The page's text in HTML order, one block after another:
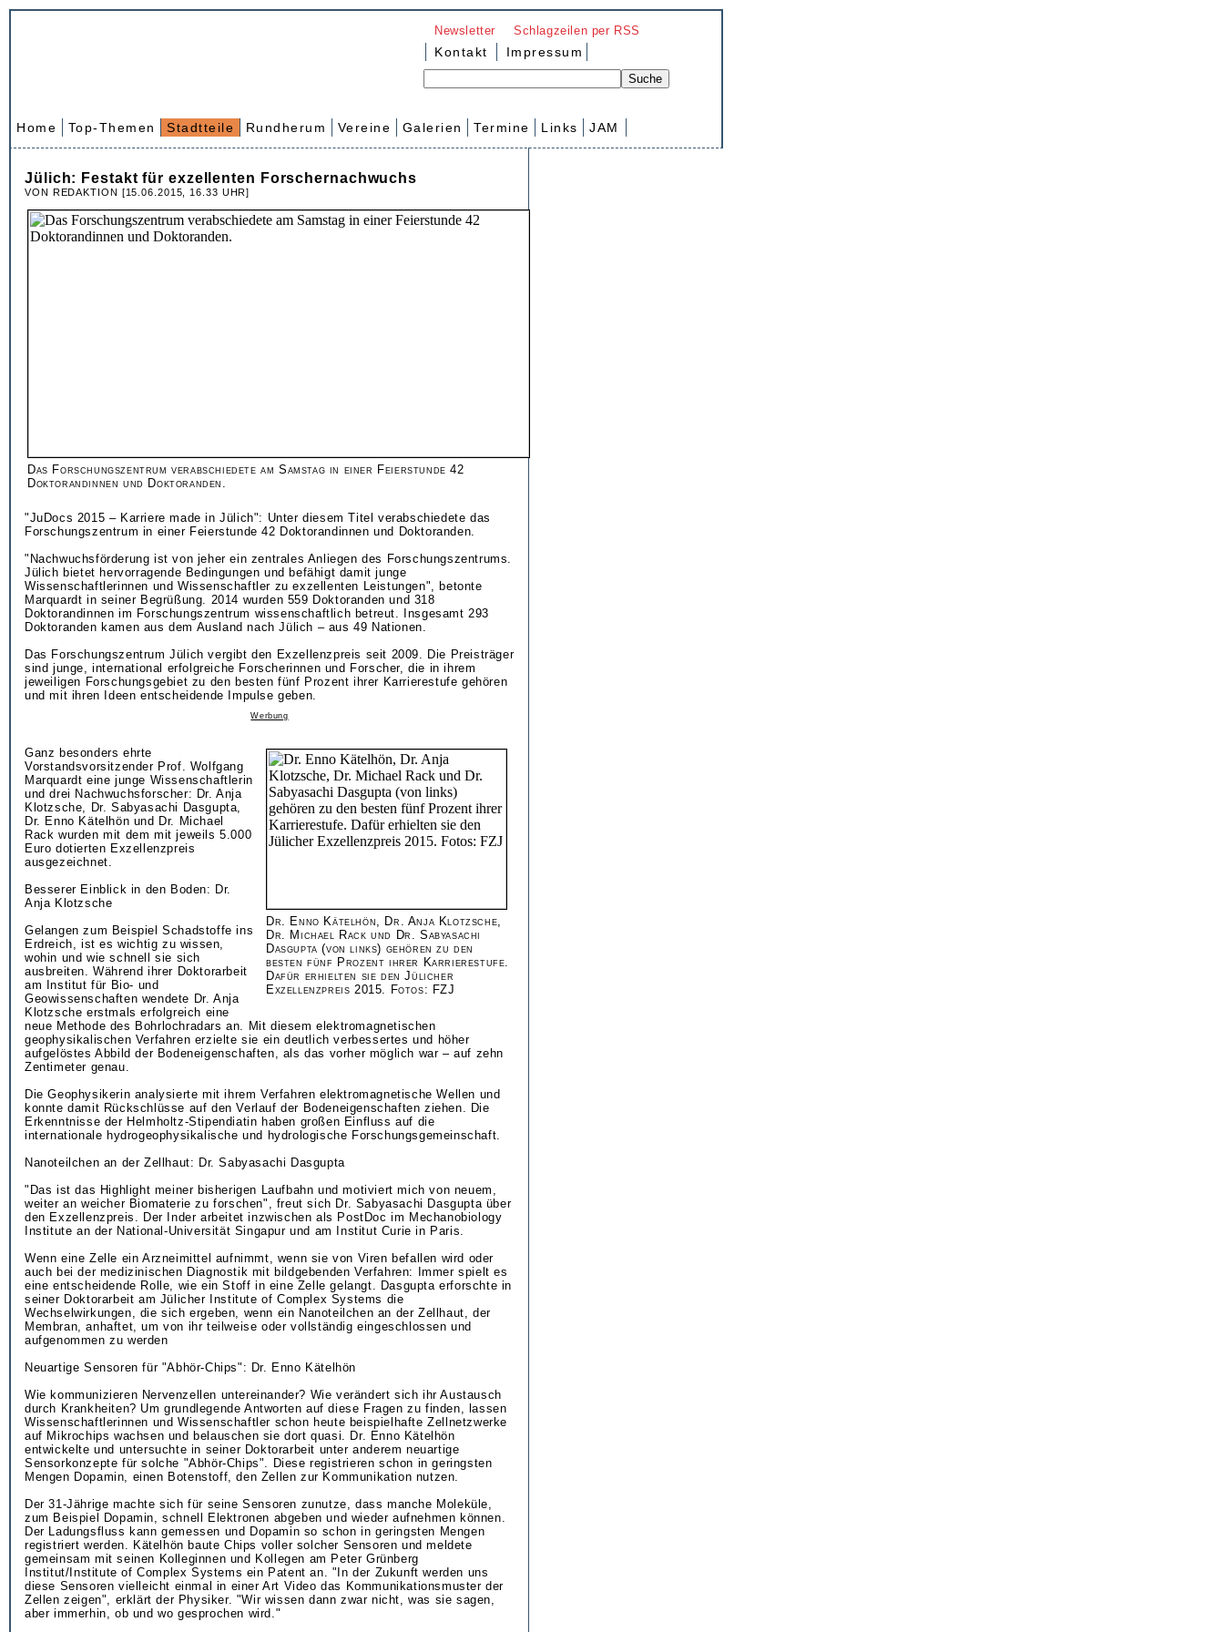
Newsletter Schlagzeilen per RSS
Kontakt Impressum
Home Top-Themen Stadtteile Rundherum Vereine Galerien Termine Links JAM
Jülich: Festakt für exzellenten Forschernachwuchs
VON REDAKTION [15.06.2015, 16.33 UHR]
Das Forschungszentrum verabschiedete am Samstag in einer Feierstunde 42
Doktorandinnen und Doktoranden.
"JuDocs 2015 – Karriere made in Jülich": Unter diesem Titel verabschiedete das
Forschungszentrum in einer Feierstunde 42 Doktorandinnen und Doktoranden.
"Nachwuchsförderung ist von jeher ein zentrales Anliegen des Forschungszentrums.
Jülich bietet hervorragende Bedingungen und befähigt damit junge
Wissenschaftlerinnen und Wissenschaftler zu exzellenten Leistungen", betonte
Marquardt in seiner Begrüßung. 2014 wurden 559 Doktoranden und 318
Doktorandinnen im Forschungszentrum wissenschaftlich betreut. Insgesamt 293
Doktoranden kamen aus dem Ausland nach Jülich – aus 49 Nationen.
Das Forschungszentrum Jülich vergibt den Exzellenzpreis seit 2009. Die Preisträger
sind junge, international erfolgreiche Forscherinnen und Forscher, die in ihrem
jeweiligen Forschungsgebiet zu den besten fünf Prozent ihrer Karrierestufe gehören
und mit ihren Ideen entscheidende Impulse geben.
Werbung
Dr. Enno Kätelhön, Dr. Anja Klotzsche,
Dr. Michael Rack und Dr. Sabyasachi
Dasgupta (von links) gehören zu den
besten fünf Prozent ihrer Karrierestufe.
Dafür erhielten sie den Jülicher
Exzellenzpreis 2015. Fotos: FZJ
Ganz besonders ehrte
Vorstandsvorsitzender Prof. Wolfgang
Marquardt eine junge Wissenschaftlerin
und drei Nachwuchsforscher: Dr. Anja
Klotzsche, Dr. Sabyasachi Dasgupta,
Dr. Enno Kätelhön und Dr. Michael
Rack wurden mit dem mit jeweils 5.000
Euro dotierten Exzellenzpreis
ausgezeichnet.
Besserer Einblick in den Boden: Dr.
Anja Klotzsche
Gelangen zum Beispiel Schadstoffe ins
Erdreich, ist es wichtig zu wissen,
wohin und wie schnell sie sich
ausbreiten. Während ihrer Doktorarbeit
am Institut für Bio- und
Geowissenschaften wendete Dr. Anja
Klotzsche erstmals erfolgreich eine
neue Methode des Bohrlochradars an. Mit diesem elektromagnetischen
geophysikalischen Verfahren erzielte sie ein deutlich verbessertes und höher
aufgelöstes Abbild der Bodeneigenschaften, als das vorher möglich war – auf zehn
Zentimeter genau.
Die Geophysikerin analysierte mit ihrem Verfahren elektromagnetische Wellen und
konnte damit Rückschlüsse auf den Verlauf der Bodeneigenschaften ziehen. Die
Erkenntnisse der Helmholtz-Stipendiatin haben großen Einfluss auf die
internationale hydrogeophysikalische und hydrologische Forschungsgemeinschaft.
Nanoteilchen an der Zellhaut: Dr. Sabyasachi Dasgupta
"Das ist das Highlight meiner bisherigen Laufbahn und motiviert mich von neuem,
weiter an weicher Biomaterie zu forschen", freut sich Dr. Sabyasachi Dasgupta über
den Exzellenzpreis. Der Inder arbeitet inzwischen als PostDoc im Mechanobiology
Institute an der National-Universität Singapur und am Institut Curie in Paris.
Wenn eine Zelle ein Arzneimittel aufnimmt, wenn sie von Viren befallen wird oder
auch bei der medizinischen Diagnostik mit bildgebenden Verfahren: Immer spielt es
eine entscheidende Rolle, wie ein Stoff in eine Zelle gelangt. Dasgupta erforschte in
seiner Doktorarbeit am Jülicher Institute of Complex Systems die
Wechselwirkungen, die sich ergeben, wenn ein Nanoteilchen an der Zellhaut, der
Membran, anhaftet, um von ihr teilweise oder vollständig eingeschlossen und
aufgenommen zu werden
Neuartige Sensoren für "Abhör-Chips": Dr. Enno Kätelhön
Wie kommunizieren Nervenzellen untereinander? Wie verändert sich ihr Austausch
durch Krankheiten? Um grundlegende Antworten auf diese Fragen zu finden, lassen
Wissenschaftlerinnen und Wissenschaftler schon heute beispielhafte Zellnetzwerke
auf Mikrochips wachsen und belauschen sie dort quasi. Dr. Enno Kätelhön
entwickelte und untersuchte in seiner Doktorarbeit unter anderem neuartige
Sensorkonzepte für solche "Abhör-Chips". Diese registrieren schon in geringsten
Mengen Dopamin, einen Botenstoff, den Zellen zur Kommunikation nutzen.
Der 31-Jährige machte sich für seine Sensoren zunutze, dass manche Moleküle,
zum Beispiel Dopamin, schnell Elektronen abgeben und wieder aufnehmen können.
Der Ladungsfluss kann gemessen und Dopamin so schon in geringsten Mengen
registriert werden. Kätelhön baute Chips voller solcher Sensoren und meldete
gemeinsam mit seinen Kolleginnen und Kollegen am Peter Grünberg
Institut/Institute of Complex Systems ein Patent an. "In der Zukunft werden uns
diese Sensoren vielleicht einmal in einer Art Video das Kommunikationsmuster der
Zellen zeigen", erklärt der Physiker. "Wir wissen dann zwar nicht, was sie sagen,
aber immerhin, ob und wo gesprochen wird."